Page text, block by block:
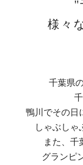
"
様々
千葉県
鴨川でその日
しゃぶしゃ
また、千
グランピ